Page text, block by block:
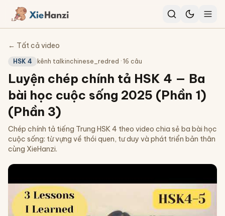
← Tất cả video
HSK 4 kênh talkinchinese_redred · 16 câu
Luyện chép chính tả HSK 4 — Ba
bài học cuộc sống 2025 (Phần 1)
(Phần 3)
Chép chính tả tiếng Trung HSK 4 theo video chia sẻ ba bài học
cuộc sống: từ vựng về thói quen, tư duy và phát triển bản thân
cùng XieHanzi.